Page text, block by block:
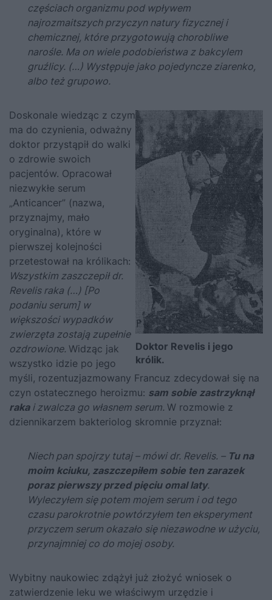
częściach organizmu pod wpływem
najrozmaitszych przyczyn natury fizycznej i
chemicznej, które przygotowują chorobliwe
narośle. Ma on wiele podobieństwa z bakcylem
gruźlicy. (…) Występuje jako pojedyncze ziarenko,
albo też grupowo.
Doktor Revelis i jego
królik.
Doskonale wiedząc z czym
ma do czynienia, odważny
doktor przystąpił do walki
o zdrowie swoich
pacjentów. Opracował
niezwykłe serum
„Anticancer” (nazwa,
przyznajmy, mało
oryginalna), które w
pierwszej kolejności
przetestował na królikach:
Wszystkim zaszczepił dr.
Revelis raka (…) [Po
podaniu serum] w
większości wypadków
zwierzęta zostają zupełnie
ozdrowione. Widząc jak
wszystko idzie po jego
myśli, rozentuzjazmowany Francuz zdecydował się na
czyn ostatecznego heroizmu: sam sobie zastrzyknął
rakai zwalcza go własnem serum. W rozmowie z
dziennikarzem bakteriolog skromnie przyznał:
Niech pan spojrzy tutaj – mówi dr. Revelis. – Tu na
moim kciuku, zaszczepiłem sobie ten zarazek
poraz pierwszy przed pięciu omal laty.
Wyleczyłem się potem mojem serum i od tego
czasu parokrotnie powtórzyłem ten eksperyment
przyczem serum okazało się niezawodne w użyciu,
przynajmniej co do mojej osoby.
Wybitny naukowiec zdążył już złożyć wniosek o
zatwierdzenie leku we właściwym urzędzie i